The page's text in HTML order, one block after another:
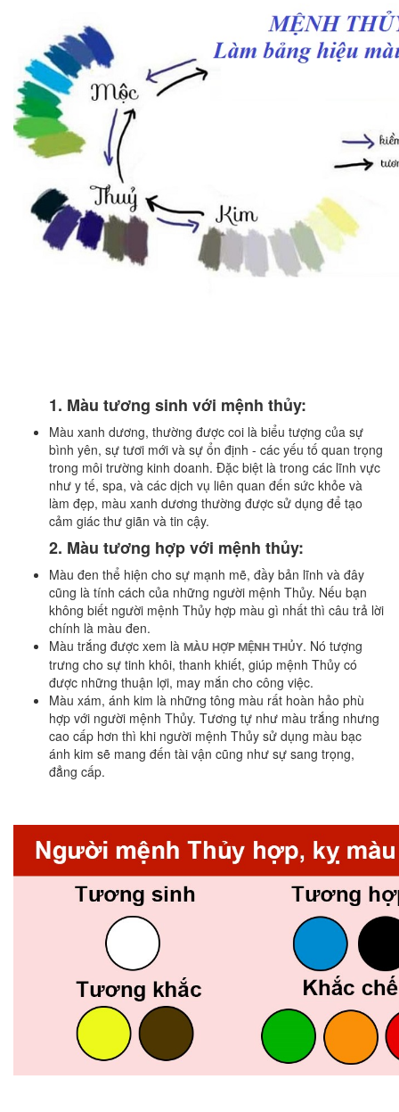
1. Màu tương sinh với mệnh thủy:
Màu xanh dương, thường được coi là biểu tượng của sự
bình yên, sự tươi mới và sự ổn định - các yếu tố quan trọng
trong môi trường kinh doanh. Đặc biệt là trong các lĩnh vực
như y tế, spa, và các dịch vụ liên quan đến sức khỏe và
làm đẹp, màu xanh dương thường được sử dụng để tạo
cảm giác thư giãn và tin cậy.
2. Màu tương hợp với mệnh thủy:
Màu đen thể hiện cho sự mạnh mẽ, đầy bản lĩnh và đây
cũng là tính cách của những người mệnh Thủy. Nếu bạn
không biết người mệnh Thủy hợp màu gì nhất thì câu trả lời
chính là màu đen.
Màu trắng được xem là MÀU HỢP MỆNH THỦY. Nó tượng
trưng cho sự tinh khôi, thanh khiết, giúp mệnh Thủy có
được những thuận lợi, may mắn cho công việc.
Màu xám, ánh kim là những tông màu rất hoàn hảo phù
hợp với người mệnh Thủy. Tương tự như màu trắng nhưng
cao cấp hơn thì khi người mệnh Thủy sử dụng màu bạc
ánh kim sẽ mang đến tài vận cũng như sự sang trọng,
đẳng cấp.